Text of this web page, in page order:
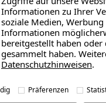
Informationen zu Ihrer
soziale Medien,
Informationen
bereitgestellt haben
gesammelt haben.
Datenschutzhinweisen.
Präferenzen